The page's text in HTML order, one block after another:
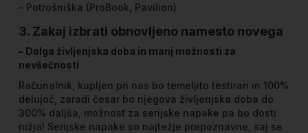
– Potrošniška (ProBook, Pavilion)
3. Zakaj izbrati obnovljeno namesto novega
– Dolga življenjska doba in manj možnosti za
nevšečnosti
Računalnik, kupljen pri nas bo temeljito testiran in 100%
delujoč, zaradi česar bo njegova življenjska doba do
300% daljša, možnost za serijske napake pa bo dosti
nižja! Serijske napake so najtežje prepoznavne, saj se